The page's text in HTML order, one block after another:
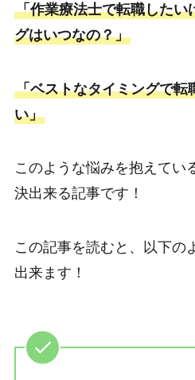
「作業療法士で転職したい
グはいつなの？」
「ベストなタイミングで転
い」
このような悩みを抱えてい
決出来る記事です！
この記事を読むと、以下の
出来ます！